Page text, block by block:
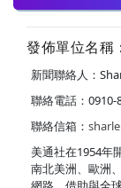
發佈單位名稱
新聞聯絡人：
聯絡電話：0910-
聯絡信箱：
美通社在1954年
南北美洲、歐洲